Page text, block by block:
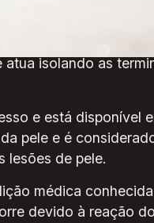
a pele ou
isolando as
e está disponível
pele e é
lesões de pele.
médica
devido à reação